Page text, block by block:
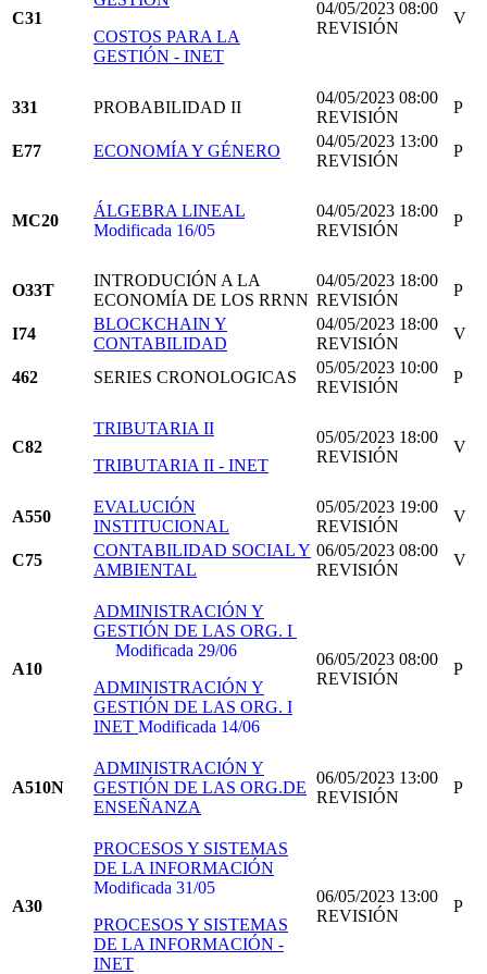
C31
COSTOS PARA LA
GESTIÓN - INET
04/05/2023 08:00
REVISIÓN
V
331 PROBABILIDAD II
04/05/2023 08:00
REVISIÓN
P
E77 ECONOMÍA Y GÉNERO
04/05/2023 13:00
REVISIÓN
P
MC20
ÁLGEBRA LINEAL
Modificada 16/05
04/05/2023 18:00
REVISIÓN
P
O33T
INTRODUCIÓN A LA
ECONOMÍA DE LOS RRNN
04/05/2023 18:00
REVISIÓN
P
I74
BLOCKCHAIN Y
CONTABILIDAD
04/05/2023 18:00
REVISIÓN
V
462 SERIES CRONOLOGICAS
05/05/2023 10:00
REVISIÓN
P
C82
TRIBUTARIA II
TRIBUTARIA II - INET
05/05/2023 18:00
REVISIÓN
V
A550
EVALUCIÓN
INSTITUCIONAL
05/05/2023 19:00
REVISIÓN
V
C75
CONTABILIDAD SOCIAL Y
AMBIENTAL
06/05/2023 08:00
REVISIÓN
V
A10
ADMINISTRACIÓN Y
GESTIÓN DE LAS ORG. I
Modificada 29/06
ADMINISTRACIÓN Y
GESTIÓN DE LAS ORG. I
INET Modificada 14/06
06/05/2023 08:00
REVISIÓN
P
A510N
ADMINISTRACIÓN Y
GESTIÓN DE LAS ORG.DE
ENSEÑANZA
06/05/2023 13:00
REVISIÓN
P
A30
PROCESOS Y SISTEMAS
DE LA INFORMACIÓN
Modificada 31/05
PROCESOS Y SISTEMAS
DE LA INFORMACIÓN -
INET
06/05/2023 13:00
REVISIÓN
P